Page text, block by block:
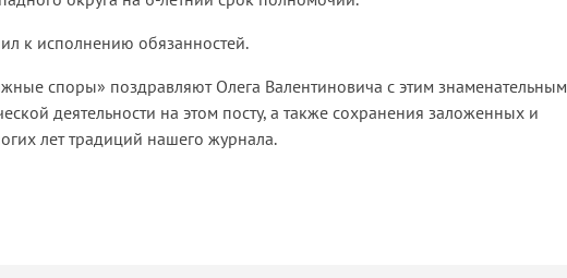
к исполнению обязанностей.
споры» поздравляют Олега Валентиновича с этим знаменательным
деятельности на этом посту, а также сохранения заложенных и
лет традиций нашего журнала.